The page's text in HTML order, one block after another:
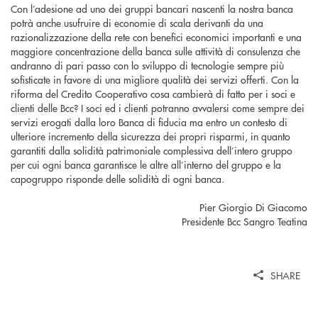
Con l’adesione ad uno dei gruppi bancari nascenti la nostra banca
potrà anche usufruire di economie di scala derivanti da una
razionalizzazione della rete con benefici economici importanti e una
maggiore concentrazione della banca sulle attività di consulenza che
andranno di pari passo con lo sviluppo di tecnologie sempre più
sofisticate in favore di una migliore qualità dei servizi offerti. Con la
riforma del Credito Cooperativo cosa cambierà di fatto per i soci e
clienti delle Bcc? I soci ed i clienti potranno avvalersi come sempre dei
servizi erogati dalla loro Banca di fiducia ma entro un contesto di
ulteriore incremento della sicurezza dei propri risparmi, in quanto
garantiti dalla solidità patrimoniale complessiva dell’intero gruppo
per cui ogni banca garantisce le altre all’interno del gruppo e la
capogruppo risponde delle solidità di ogni banca.
Pier Giorgio Di Giacomo
Presidente Bcc Sangro Teatina
SHARE